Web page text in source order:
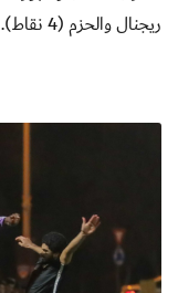
ريجنال والحزم (4 نقاط).